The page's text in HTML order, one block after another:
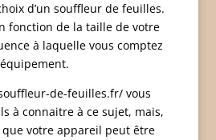
d’un souffleur de feuilles.
fonction de la taille de votre
à laquelle vous comptez
de-feuilles.fr/ vous
à connaitre à ce sujet, mais,
votre appareil peut être